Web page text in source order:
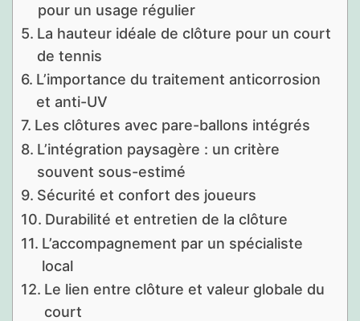
pour un usage régulier
La hauteur idéale de clôture pour un court
de tennis
L’importance du traitement anticorrosion
et anti-UV
Les clôtures avec pare-ballons intégrés
L’intégration paysagère : un critère
souvent sous-estimé
Sécurité et confort des joueurs
Durabilité et entretien de la clôture
L’accompagnement par un spécialiste
local
Le lien entre clôture et valeur globale du
court